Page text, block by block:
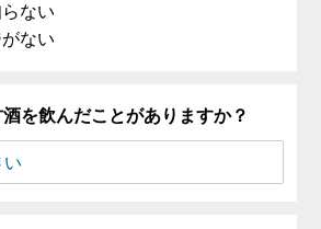
ない
ない
を飲んだことがありますか？